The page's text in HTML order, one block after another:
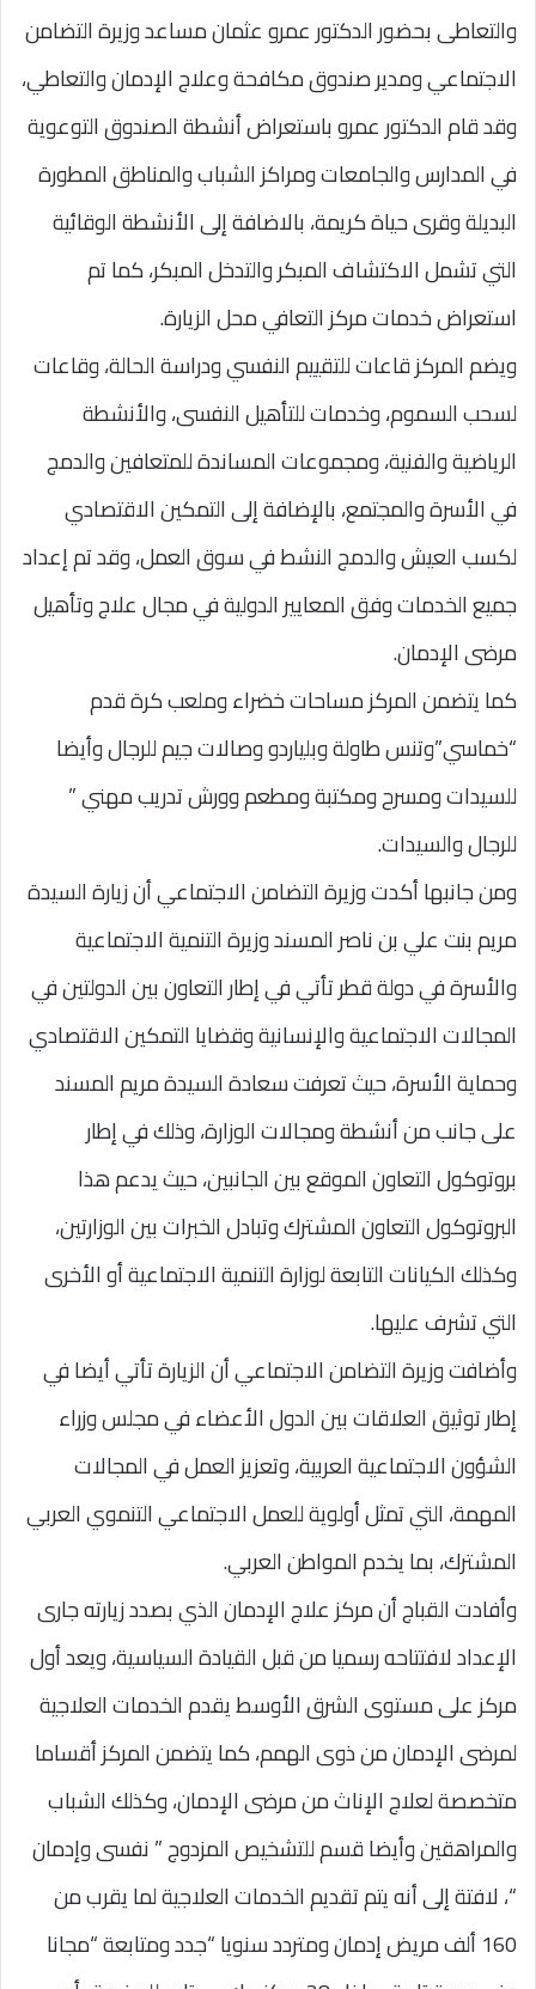
والتعاطى بحضور الدكتور ‏‎عمرو عثمان مساعد وزيرة التضامن
الاجتماعي ومدير صندوق مكافحة وعلاج الإدمان والتعاطي،
وقد قام الدكتور عمرو باستعراض أنشطة الصندوق التوعوية
في المدارس والجامعات ومراكز الشباب والمناطق المطورة
البديلة وقرى حياة كريمة، بالاضافة إلى الأنشطة الوقائية
التي تشمل الاكتشاف المبكر والتدخل المبكر، كما تم
استعراض خدمات مركز التعافي محل الزيارة.
ويضم المركز قاعات للتقييم النفسي ودراسة الحالة، وقاعات
لسحب السموم، وخدمات للتأهيل النفسى، والأنشطة
الرياضية والفنية، ومجموعات المساندة للمتعافين والدمج
في الأسرة والمجتمع، بالإضافة إلى التمكين الاقتصادي
لكسب العيش والدمج النشط في سوق العمل، وقد تم إعداد
جميع الخدمات وفق المعايير الدولية في مجال علاج وتأهيل
مرضى الإدمان.
كما يتضمن المركز مساحات خضراء وملعب كرة قدم
“خماسي”وتنس طاولة وبلياردو وصالات جيم للرجال وأيضا
للسيدات ومسرح ومكتبة ومطعم وورش تدريب مهني ”
للرجال والسيدات.
ومن جانبها أكدت وزيرة التضامن الاجتماعي أن زيارة السيدة
مريم بنت علي بن ناصر المسند وزيرة التنمية الاجتماعية
والأسرة في دولة قطر تأتي في إطار التعاون بين الدولتين في
المجالات الاجتماعية والإنسانية وقضايا التمكين الاقتصادي
وحماية الأسرة، حيث تعرفت سعادة السيدة مريم المسند
على جانب من أنشطة ومجالات الوزارة، وذلك في إطار
بروتوكول التعاون الموقع بين الجانبين، حيث يدعم هذا
البروتوكول التعاون المشترك وتبادل الخبرات بين الوزارتين،
وكذلك الكيانات التابعة لوزارة التنمية الاجتماعية أو الأخرى
التي تشرف عليها.
وأضافت وزيرة التضامن الاجتماعي أن الزيارة تأتي أيضا في
إطار توثيق العلاقات بين الدول الأعضاء في مجلس وزراء
الشؤون الاجتماعية العربية، وتعزيز العمل في المجالات
المهمة، التي تمثل أولوية للعمل الاجتماعي التنموي العربي
المشترك، بما يخدم المواطن العربي.
وأفادت القباج أن مركز علاج الإدمان الذي بصدد زيارته جارى
الإعداد لافتتاحه رسميا من قبل القيادة السياسية، ويعد أول
مركز على مستوى الشرق الأوسط يقدم الخدمات العلاجية
لمرضى الإدمان من ذوى الهمم، كما يتضمن المركز أقساما
متخصصة لعلاج الإناث من مرضى الإدمان، وكذلك الشباب
والمراهقين وأيضا قسم للتشخيص المزدوج ” نفسى وإدمان
“، لافتة إلى أنه يتم تقديم الخدمات العلاجية لما يقرب من
160 ألف مريض إدمان ومتردد سنويا “جدد ومتابعة “مجانا